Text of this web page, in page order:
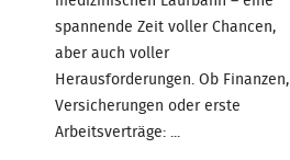
spannende Zeit voller Chancen,
aber auch voller
Herausforderungen. Ob Finanzen,
Versicherungen oder erste
Arbeitsverträge: ...